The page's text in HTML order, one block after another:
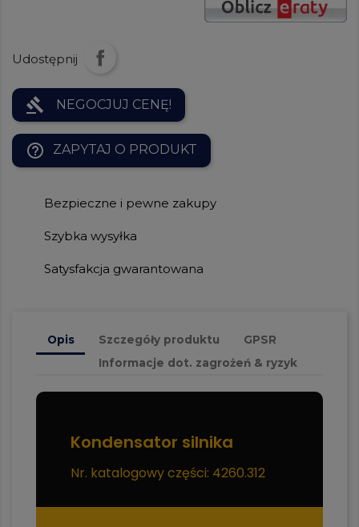
Udostępnij
gavel NEGOCJUJ CENĘ!
help_outline ZAPYTAJ O PRODUKT
Bezpieczne i pewne zakupy
Szybka wysyłka
Satysfakcja gwarantowana
Opis Szczegóły produktu
GPSR
Informacje dot. zagrożeń & ryzyk
Kondensator silnika
Nr. katalogowy części: 4260.312